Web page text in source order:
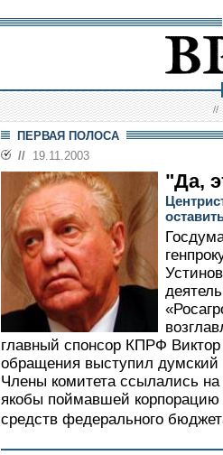
//
ПЕРВАЯ ПОЛОСА
// 19.11.2003
"Да,
главный спонсор КПРФ
обращения выступил думский
Члены комитета ссылались
якобы поймавшей
средств федерального